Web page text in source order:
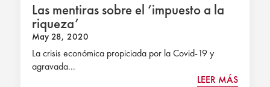
Las mentiras sobre el ‘impuesto a la
riqueza’
May 28, 2020
La crisis económica propiciada por la Covid-19 y
agravada...
LEER MÁS